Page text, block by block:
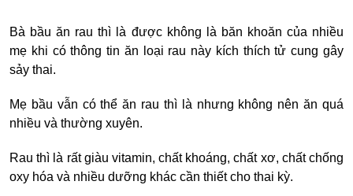
Bà bầu ăn rau thì là được không là băn khoăn của nhiều
mẹ khi có thông tin ăn loại rau này kích thích tử cung gây
sảy thai.
Mẹ bầu vẫn có thể ăn rau thì là nhưng không nên ăn quá
nhiều và thường xuyên.
Rau thì là rất giàu vitamin, chất khoáng, chất xơ, chất chống
oxy hóa và nhiều dưỡng khác cần thiết cho thai kỳ.